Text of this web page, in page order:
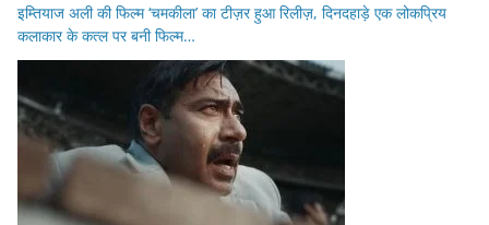
इम्तियाज अली की फिल्म ‘चमकीला’ का टीज़र हुआ रिलीज़, दिनदहाड़े एक लोकप्रिय
कलाकार के कत्ल पर बनी फिल्म…